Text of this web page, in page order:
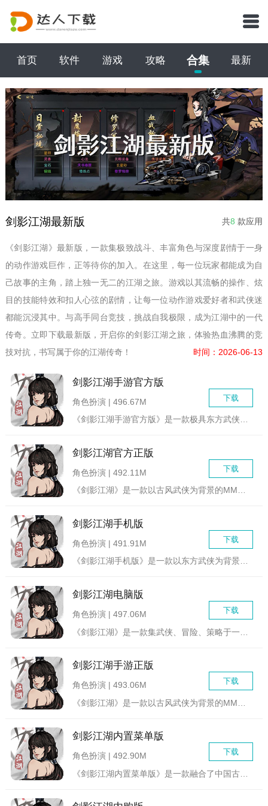
首页 软件 游戏 攻略 合集 最新
剑影江湖最新版 共8 款应用
《剑影江湖》最新版，一款集极致战斗、丰富角色与深度剧情于一身
的动作游戏巨作，正等待你的加入。在这里，每一位玩家都能成为自
己故事的主角，踏上独一无二的江湖之旅。游戏以其流畅的操作、炫
目的技能特效和扣人心弦的剧情，让每一位动作游戏爱好者和武侠迷
都能沉浸其中。与高手同台竞技，挑战自我极限，成为江湖中的一代
传奇。立即下载最新版，开启你的剑影江湖之旅，体验热血沸腾的竞
技对抗，书写属于你的江湖传奇！
时间：2026-06-13
剑影江湖手游官方版
下载
角色扮演 | 496.67M
《剑影江湖手游官方版》是一款极具东方武侠风格的沉浸式角色扮演...
剑影江湖官方正版
下载
角色扮演 | 492.11M
《剑影江湖》是一款以古风武侠为背景的MMORPG手游，玩家将...
剑影江湖手机版
下载
角色扮演 | 491.91M
《剑影江湖手机版》是一款以东方武侠为背景的沉浸式角色扮演手游...
剑影江湖电脑版
下载
角色扮演 | 497.06M
剑影江湖手游正版
下载
角色扮演 | 493.06M
剑影江湖内置菜单版
下载
角色扮演 | 492.90M